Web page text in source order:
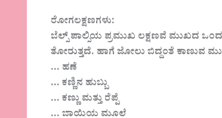
ರೋಗಲಕ್ಷಣಗಳು:
ಬೆಲ್ಸ್ ಪಾಲ್ಸಿಯ ಪ್ರಮುಖ ಲಕ್ಷಣವೆ ಮುಖದ
ತೋರುತ್ತದೆ. ಹಾಗೆ ಜೋಲು ಬಿದ್ದಂತೆ ಕಾಣುವ
… ಹಣೆ
… ಕಣ್ಣಿನ ಹುಬ್ಬು
… ಕಣ್ಣು ಮತ್ತು ರೆಪ್ಪೆ